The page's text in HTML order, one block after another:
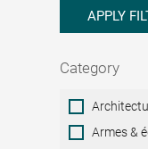
APPLY
Category
Category
Armes &